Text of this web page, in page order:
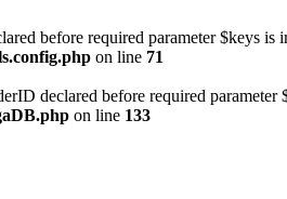
before required parameter $keys is
on line 71
declared before required
on line 133